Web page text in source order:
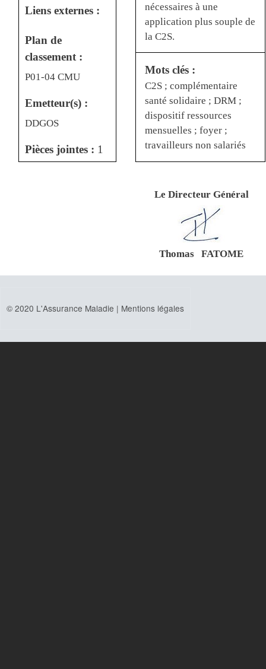
Liens externes :
Plan de
classement :
P01-04 CMU
Emetteur(s) :
DDGOS
Pièces jointes : 1
nécessaires à une
application plus souple de
la C2S.
Mots clés :
C2S ; complémentaire
santé solidaire ; DRM ;
dispositif ressources
mensuelles ; foyer ;
travailleurs non salariés
Le Directeur Général
Thomas FATOME
© 2020 L'Assurance Maladie | Mentions légales